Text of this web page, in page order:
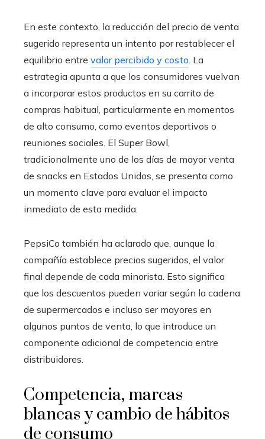
En este contexto, la reducción del precio de venta
sugerido representa un intento por restablecer el
equilibrio entre valor percibido y costo. La
estrategia apunta a que los consumidores vuelvan
a incorporar estos productos en su carrito de
compras habitual, particularmente en momentos
de alto consumo, como eventos deportivos o
reuniones sociales. El Super Bowl,
tradicionalmente uno de los días de mayor venta
de snacks en Estados Unidos, se presenta como
un momento clave para evaluar el impacto
inmediato de esta medida.
PepsiCo también ha aclarado que, aunque la
compañía establece precios sugeridos, el valor
final depende de cada minorista. Esto significa
que los descuentos pueden variar según la cadena
de supermercados e incluso ser mayores en
algunos puntos de venta, lo que introduce un
componente adicional de competencia entre
distribuidores.
Competencia, marcas
blancas y cambio de hábitos
de consumo